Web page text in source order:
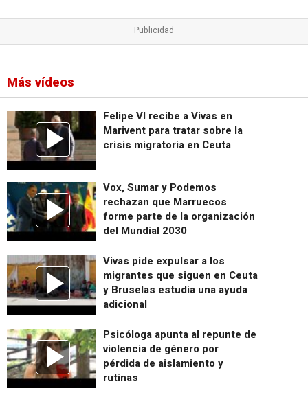
Más vídeos
Felipe VI recibe a Vivas en
Marivent para tratar sobre la
crisis migratoria en Ceuta
Vox, Sumar y Podemos
rechazan que Marruecos
forme parte de la organización
del Mundial 2030
Vivas pide expulsar a los
migrantes que siguen en Ceuta
y Bruselas estudia una ayuda
adicional
Psicóloga apunta al repunte de
violencia de género por
pérdida de aislamiento y
rutinas